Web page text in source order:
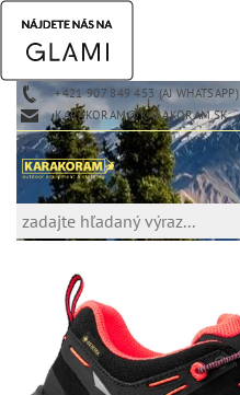
+421 907 849 453 (AJ WHATSAPP)
KARAKORAM@KARAKORAM.SK